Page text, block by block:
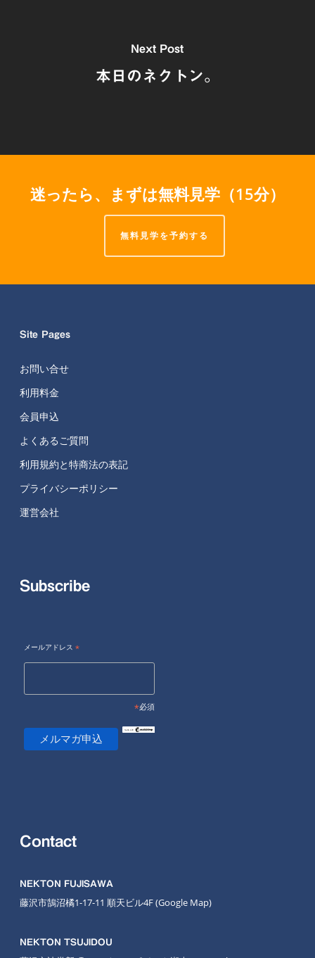
Next Post
本日のネクトン。
迷ったら、まずは無料見学（15分）
無料見学を予約する
Site Pages
お問い合せ
利用料金
会員申込
よくあるご質問
利用規約と特商法の表記
プライバシーポリシー
運営会社
Subscribe
メールアドレス *
*必須
Contact
NEKTON FUJISAWA
藤沢市鵠沼橘1-17-11 順天ビル4F(Google Map)
NEKTON TSUJIDOU